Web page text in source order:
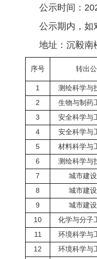
公示时间：
公示期内，如
地址：沉毅南
序号 转出
1 测绘科学与
2
生物与制药
3
安全科学与
4
安全科学与
5
材料科学与
6
测绘科学与
7
城市建
8
城市建
9
城市建
10
化学与分子
11
环境科学与
12
环境科学与